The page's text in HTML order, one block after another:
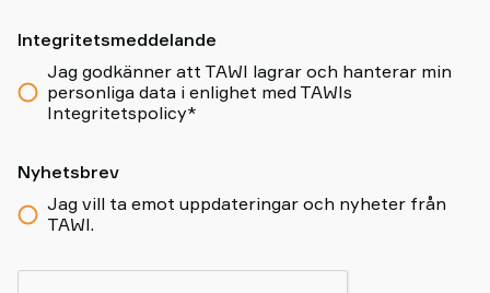
Integritetsmeddelande
Jag godkänner att TAWI lagrar och hanterar min
personliga data i enlighet med TAWIs
Integritetspolicy*
Nyhetsbrev
Jag vill ta emot uppdateringar och nyheter från
TAWI.